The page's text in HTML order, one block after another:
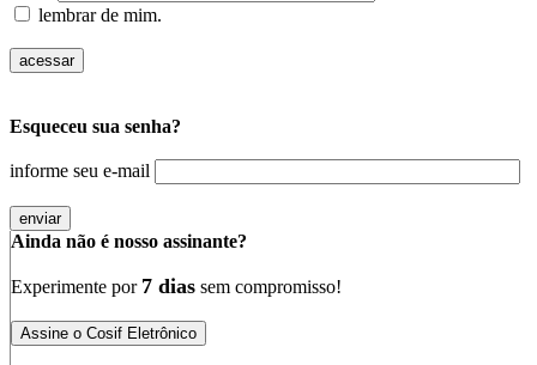
lembrar de mim.
Esqueceu sua senha?
informe seu e-mail
Ainda não é nosso assinante?
Experimente por 7 dias sem compromisso!